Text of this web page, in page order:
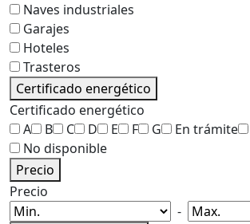
Naves industriales
Garajes
Hoteles
Trasteros
Certificado energético
Certificado energético
A
B C D E F G En trámite
No disponible
Precio
Precio
-